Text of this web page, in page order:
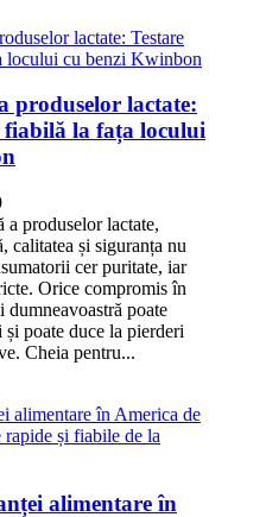
produselor lactate:
fiabilă la fața locului
a produselor lactate,
calitatea și siguranța nu
cer puritate, iar
Orice compromis în
poate
poate duce la pierderi
Cheia pentru...
alimentare în